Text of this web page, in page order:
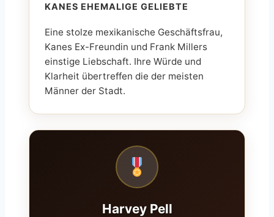
KANES EHEMALIGE GELIEBTE
Eine stolze mexikanische Geschäftsfrau,
Kanes Ex-Freundin und Frank Millers
einstige Liebschaft. Ihre Würde und
Klarheit übertreffen die der meisten
Männer der Stadt.
Harvey Pell